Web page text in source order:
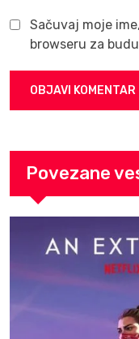
Sačuvaj moje
browseru za
Povezane